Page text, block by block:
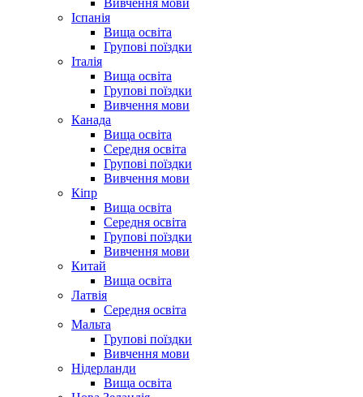
Вивчення мови
Іспанія
Вища освіта
Групові поїздки
Італія
Вища освіта
Групові поїздки
Вивчення мови
Канада
Вища освіта
Середня освіта
Групові поїздки
Вивчення мови
Кіпр
Вища освіта
Середня освіта
Групові поїздки
Вивчення мови
Китай
Вища освіта
Латвія
Середня освіта
Мальта
Групові поїздки
Вивчення мови
Нідерланди
Вища освіта